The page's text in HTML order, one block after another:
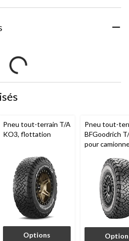
Pneu tout-terrain T/A
KO3, flottation
Options
Pneu tout-
BFGoodrich
pour